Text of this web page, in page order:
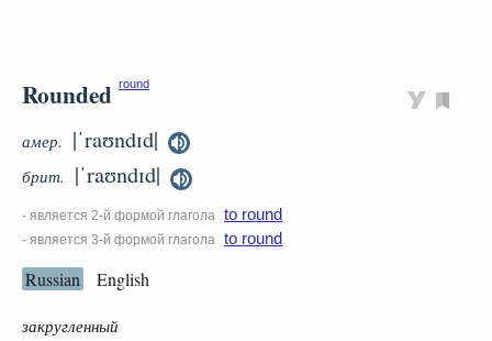
Rounded round
амер. |ˈraʊndɪd|
брит. |ˈraʊndɪd|
- является 2-й формой глагола to round
- является 3-й формой глагола to round
Russian English
закругленный